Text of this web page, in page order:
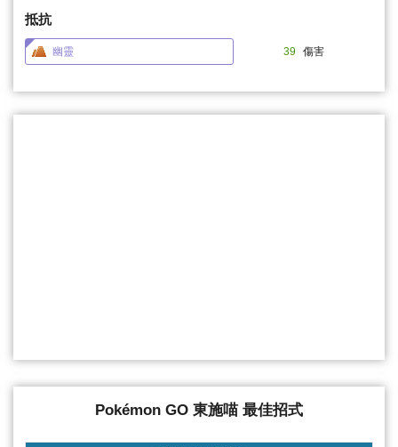
抵抗
幽靈 39 傷害
Pokémon GO 東施喵 最佳招式